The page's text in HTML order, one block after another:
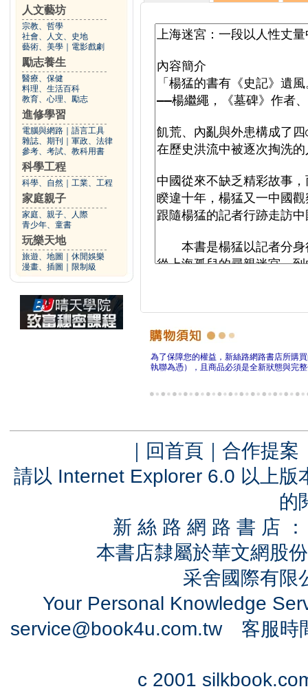
人文藝坊
宗教、哲學
社會、人文、史地
藝術、美學
電影戲劇
勵志養生
醫療、保健
料理、生活百科
教育、心理、勵志
進修學習
電腦與網路
語言工具
雜誌、期刊
軍政、法律
參考、考試、教科用書
科學工程
科學、自然 工業、工程
家庭親子
家庭、親子、人際
青少年、童書
玩樂天地
旅遊、地圖
休閒娛樂
漫畫、插圖
限制級
為了保障您的權益，新絲路網路書店所購
執聯為憑），且商品必須是全新狀態與完
｜ 回首頁 ｜ 合作提案
請以 Internet Explorer 6.0 以上
的
新 絲 路 網 路 書 店
本書店隸屬於華文網股
采舍國際有
Your Personal Knowledge
service@book4u.com.tw客服時
c 2001